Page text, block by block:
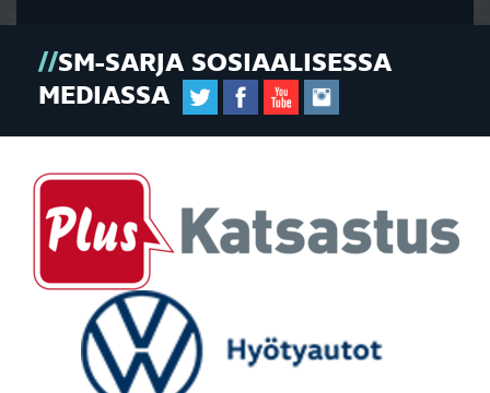
SM-SARJA SOSIAALISESSA
MEDIASSA